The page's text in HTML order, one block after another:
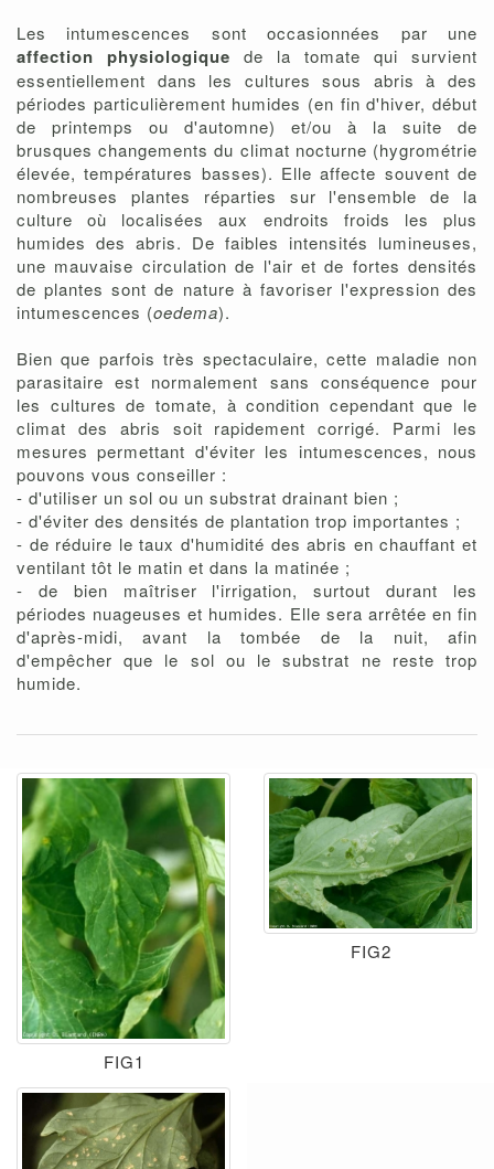
Les intumescences sont occasionnées par une
affection physiologique de la tomate qui survient
essentiellement dans les cultures sous abris à des
périodes particulièrement humides (en fin d'hiver, début
de printemps ou d'automne) et/ou à la suite de
brusques changements du climat nocturne (hygrométrie
élevée, températures basses). Elle affecte souvent de
nombreuses plantes réparties sur l'ensemble de la
culture où localisées aux endroits froids les plus
humides des abris. De faibles intensités lumineuses,
une mauvaise circulation de l'air et de fortes densités
de plantes sont de nature à favoriser l'expression des
intumescences (oedema).
Bien que parfois très spectaculaire, cette maladie non
parasitaire est normalement sans conséquence pour
les cultures de tomate, à condition cependant que le
climat des abris soit rapidement corrigé. Parmi les
mesures permettant d'éviter les intumescences, nous
pouvons vous conseiller :
- d'utiliser un sol ou un substrat drainant bien ;
- d'éviter des densités de plantation trop importantes ;
- de réduire le taux d'humidité des abris en chauffant et
ventilant tôt le matin et dans la matinée ;
- de bien maîtriser l'irrigation, surtout durant les
périodes nuageuses et humides. Elle sera arrêtée en fin
d'après-midi, avant la tombée de la nuit, afin
d'empêcher que le sol ou le substrat ne reste trop
humide.
FIG1
FIG2